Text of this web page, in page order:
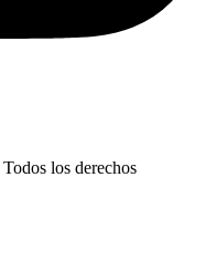
los derechos